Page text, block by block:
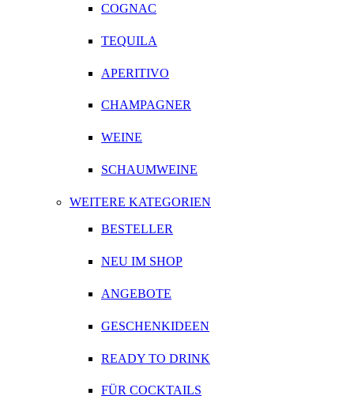
COGNAC
TEQUILA
APERITIVO
CHAMPAGNER
WEINE
SCHAUMWEINE
WEITERE KATEGORIEN
BESTELLER
NEU IM SHOP
ANGEBOTE
GESCHENKIDEEN
READY TO DRINK
FÜR COCKTAILS